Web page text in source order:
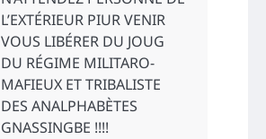
L’EXTÉRIEUR PIUR VENIR
VOUS LIBÉRER DU JOUG
DU RÉGIME MILITARO-
MAFIEUX ET TRIBALISTE
DES ANALPHABÈTES
GNASSINGBE !!!!